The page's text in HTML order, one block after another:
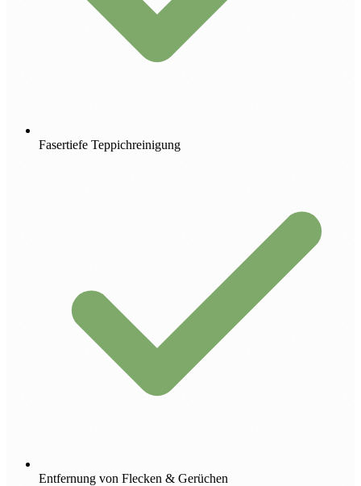
Fasertiefe Teppichreinigung
Entfernung von Flecken & Gerüchen